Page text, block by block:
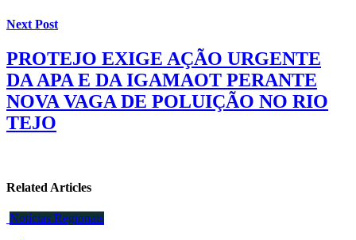
Next Post
PROTEJO EXIGE AÇÃO URGENTE
DA APA E DA IGAMAOT PERANTE
NOVA VAGA DE POLUIÇÃO NO RIO
TEJO
Related Articles
Notícias Regionais